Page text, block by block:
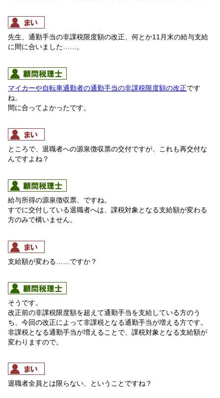
先生、通勤手当の非課税限度額の改正、何とか11月末の給与支給
に間に合いました……。
マイカーや自転車通勤者の通勤手当の非課税限度額の改正です
ね。
間に合ってよかったです。
ところで、退職者への源泉徴収票の交付ですが、これも再交付な
んですよね？
給与所得の源泉徴収票、ですね。
すでに交付している退職者へは、課税対象となる支給額が変わる
方のみで構いません。
支給額が変わる……ですか？
そうです。
改正前の非課税限度額を超えて通勤手当を支給している方のう
ち、今回の改正によって非課税となる通勤手当が増える方です。
非課税となる通勤手当が増えることで、課税対象となる支給額が
変わりますので。
退職者全員とは限らない、ということですね？